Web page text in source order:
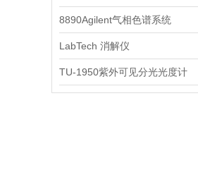
8890Agilent气相色谱系统
LabTech 消解仪
TU-1950紫外可见分光光度计